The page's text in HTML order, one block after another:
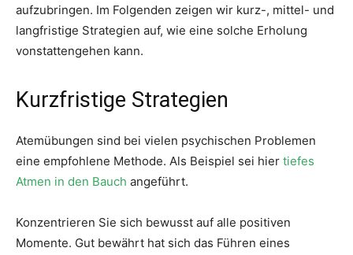
aufzubringen. Im Folgenden zeigen wir kurz-, mittel- und
langfristige Strategien auf, wie eine solche Erholung
vonstattengehen kann.
Kurzfristige Strategien
Atemübungen sind bei vielen psychischen Problemen
eine empfohlene Methode. Als Beispiel sei hier tiefes
Atmen in den Bauch angeführt.
Konzentrieren Sie sich bewusst auf alle positiven
Momente. Gut bewährt hat sich das Führen eines